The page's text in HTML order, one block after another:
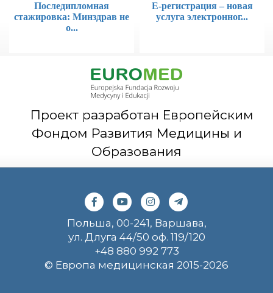
Последипломная
стажировка: Минздрав не
о...
Е-регистрация – новая
услуга электронног...
Проект разработан Европейским
Фондом Развития Медицины и
Образования
Польша, 00-241, Варшава,
ул. Длуга 44/50 оф. 119/120
+48 880 992 773
© Европа медицинская 2015-2026